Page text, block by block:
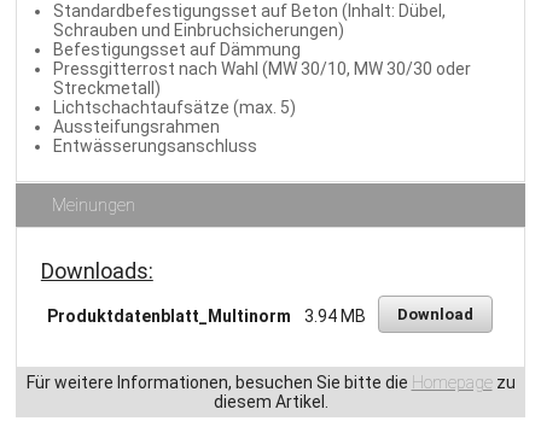
Standardbefestigungsset auf Beton (Inhalt: Dübel,
Schrauben und Einbruchsicherungen)
Befestigungsset auf Dämmung
Pressgitterrost nach Wahl (MW 30/10, MW 30/30 oder
Streckmetall)
Lichtschachtaufsätze (max. 5)
Aussteifungsrahmen
Entwässerungsanschluss
Meinungen
Downloads:
Produktdatenblatt_Multinorm 3.94 MB Download
Für weitere Informationen, besuchen Sie bitte die Homepagezu
diesem Artikel.